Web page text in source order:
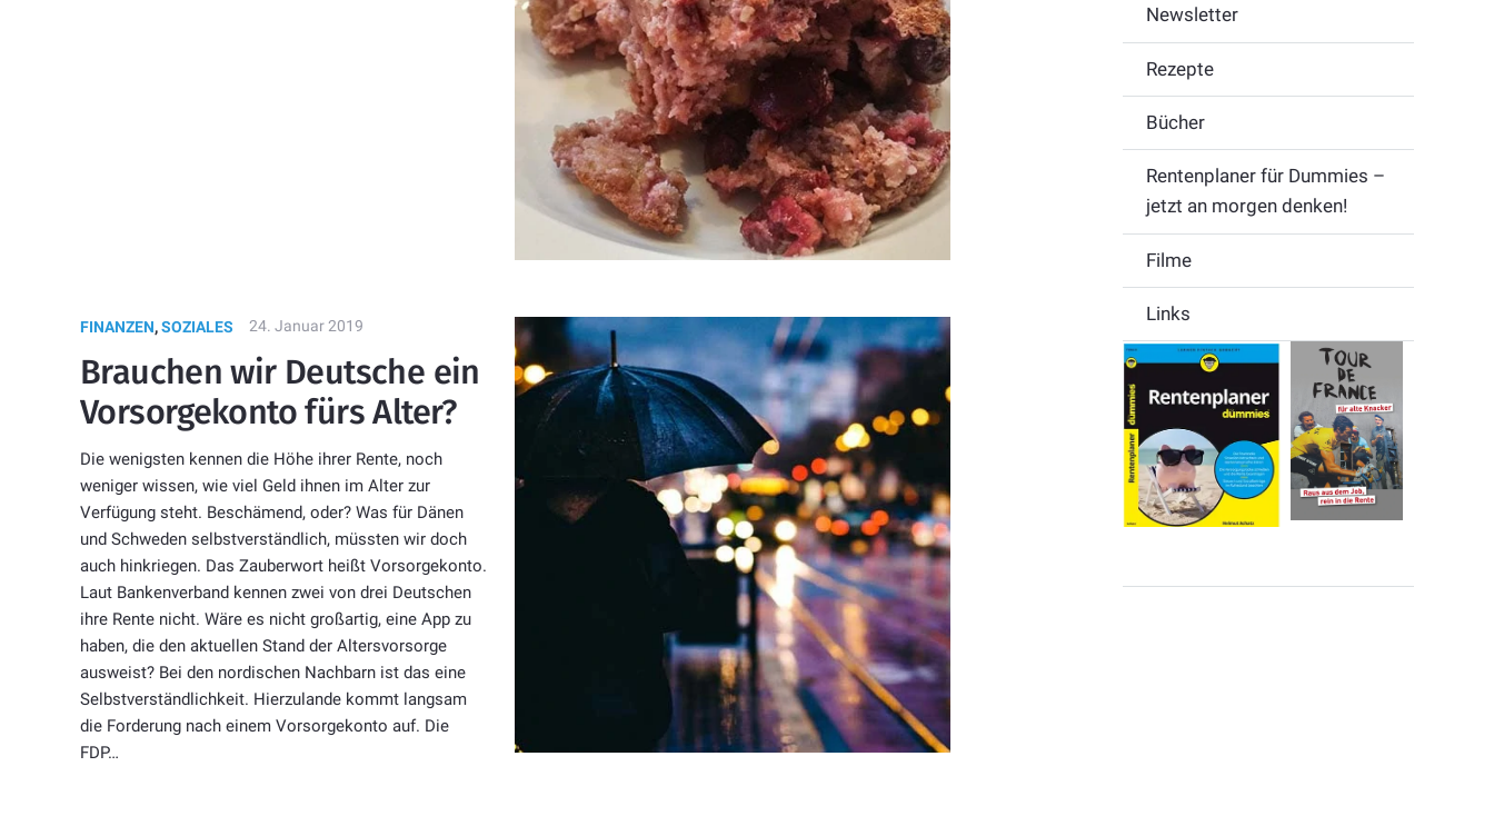
FINANZEN,SOZIALES 24. Januar 2019
Brauchen wir Deutsche ein
Vorsorgekonto fürs Alter?
Die wenigsten kennen die Höhe ihrer Rente, noch
weniger wissen, wie viel Geld ihnen im Alter zur
Verfügung steht. Beschämend, oder? Was für Dänen
und Schweden selbstverständlich, müssten wir doch
auch hinkriegen. Das Zauberwort heißt Vorsorgekonto.
Laut Bankenverband kennen zwei von drei Deutschen
ihre Rente nicht. Wäre es nicht großartig, eine App zu
haben, die den aktuellen Stand der Altersvorsorge
ausweist? Bei den nordischen Nachbarn ist das eine
Selbstverständlichkeit. Hierzulande kommt langsam
die Forderung nach einem Vorsorgekonto auf. Die
FDP…
Newsletter
Rezepte
Bücher
Rentenplaner für Dummies –
jetzt an morgen denken!
Filme
Links